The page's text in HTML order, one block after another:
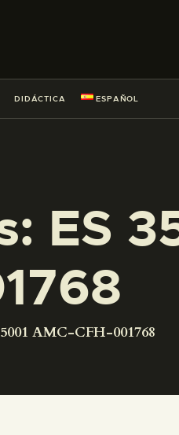
DIDÁCTICA ESPAÑOL
ES
AMC-CFH-001768